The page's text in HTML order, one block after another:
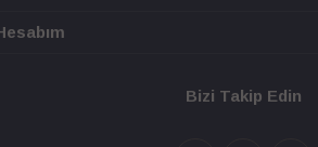
Bizi Takip Edin